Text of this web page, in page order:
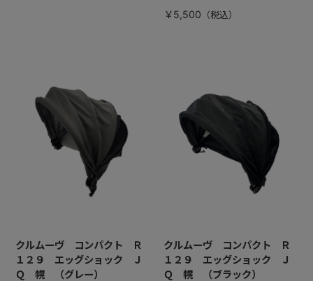
￥5,500
クルムーヴ コンパクト Ｒ
１２９ エッグショック Ｊ
Ｑ 幌 （グレー）
クルムーヴ コンパクト Ｒ
１２９ エッグショック Ｊ
Ｑ 幌 （ブラック）